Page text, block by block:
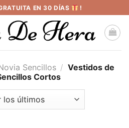
EN 30 DÍAS !
Sencillos / Vestidos de
Cortos